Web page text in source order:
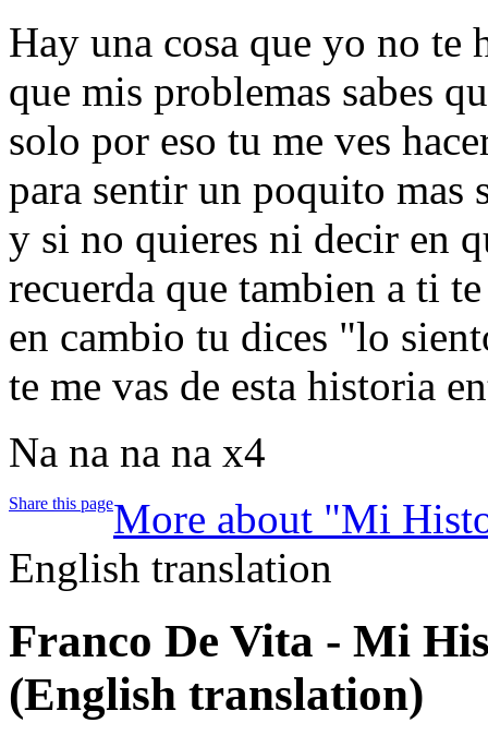
Hay una cosa que yo no te
que mis problemas sabes
solo por eso tu me ves
para sentir un poquito mas
y si no quieres ni decir en
recuerda que tambien a ti
en cambio tu dices "lo
te me vas de esta historia
Na na na na x4
Share this pageMore about "Mi
English translation
Franco De Vita - Mi
(English translation)